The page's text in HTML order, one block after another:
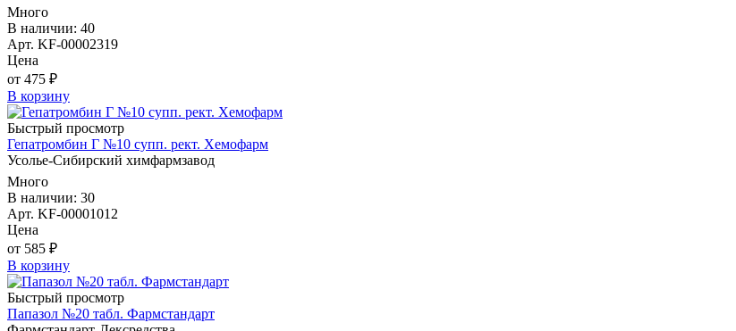
Много
В наличии: 40
Арт. KF-00002319
Цена
от 475 ₽
В корзину
Быстрый просмотр
Гепатромбин Г №10 супп. рект. Хемофарм
Усолье-Сибирский химфармзавод
Много
В наличии: 30
Арт. KF-00001012
Цена
от 585 ₽
В корзину
Быстрый просмотр
Папазол №20 табл. Фармстандарт